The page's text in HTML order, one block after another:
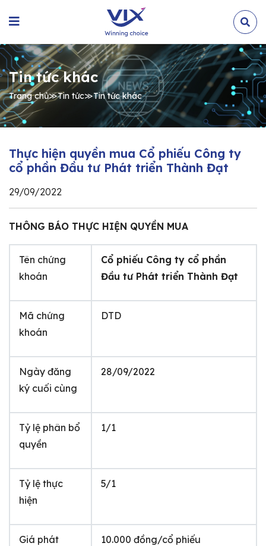
Tin tức khác
Trang chủ≫Tin tức≫Tin tức khác
Thực hiện quyền mua Cổ phiếu Công ty
cổ phần Đầu tư Phát triển Thành Đạt
29/09/2022
THÔNG BÁO THỰC HIỆN QUYỀN MUA
Tên chứng
khoán
Cổ phiếu Công ty cổ phần
Đầu tư Phát triển Thành Đạt
Mã chứng
khoán
DTD
Ngày đăng
ký cuối cùng
28/09/2022
Tỷ lệ phân bổ
quyền
1/1
Tỷ lệ thực
hiện
5/1
Giá phát
10.000 đồng/cổ phiếu